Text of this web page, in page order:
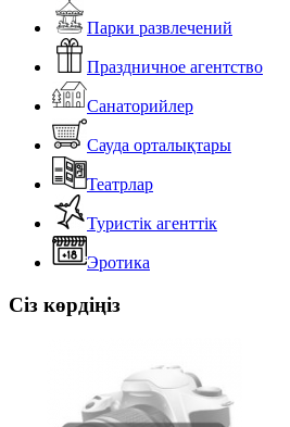
Парки развлечений
Праздничное агентство
Санаторийлер
Сауда орталықтары
Театрлар
Туристік агенттік
Эротика
Сіз көрдіңіз